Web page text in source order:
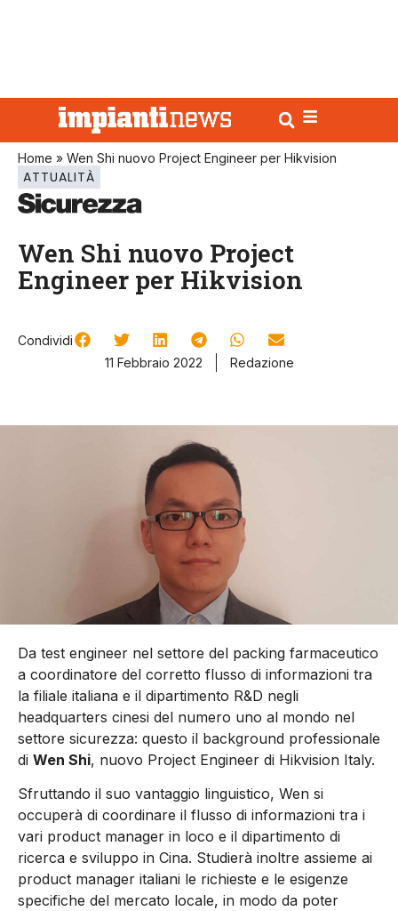
Home » Wen Shi nuovo Project Engineer per Hikvision
ATTUALITÀ
Wen Shi nuovo Project
Engineer per Hikvision
Condividi
11 Febbraio 2022
Redazione
Da test engineer nel settore del packing farmaceutico
a coordinatore del corretto flusso di informazioni tra
la filiale italiana e il dipartimento R&D negli
headquarters cinesi del numero uno al mondo nel
settore sicurezza: questo il background professionale
di Wen Shi, nuovo Project Engineer di Hikvision Italy.
Sfruttando il suo vantaggio linguistico, Wen si
occuperà di coordinare il flusso di informazioni tra i
vari product manager in loco e il dipartimento di
ricerca e sviluppo in Cina. Studierà inoltre assieme ai
product manager italiani le richieste e le esigenze
specifiche del mercato locale, in modo da poter